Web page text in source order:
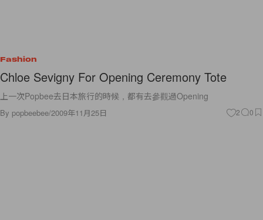
Fashion
Chloe Sevigny For Opening Ceremony Tote
上一次Popbee去日本旅行的時候，都有去參觀過Opening
By popbeebee/2009年11月25日 2 0